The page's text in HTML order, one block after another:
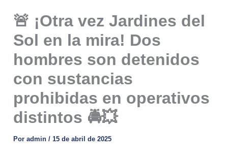
🚨 ¡Otra vez Jardines del
Sol en la mira! Dos
hombres son detenidos
con sustancias
prohibidas en operativos
distintos 🚔💥
Poradmin/ 15 de abril de 2025